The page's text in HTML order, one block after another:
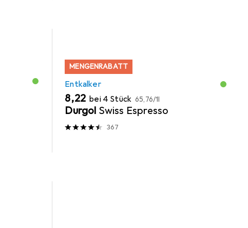
MENGENRABATT
Entkalker
EUR
8,22 bei 4 Stück EUR
65,76/1l
Durgol Swiss Espresso
367